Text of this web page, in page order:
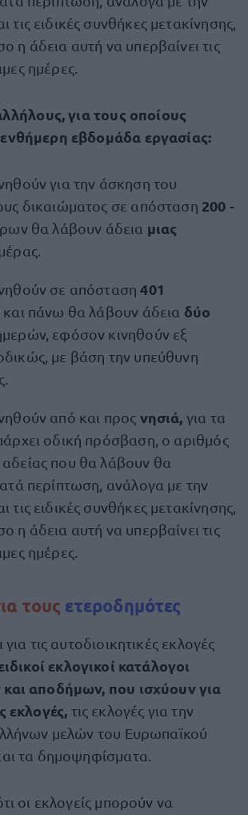
τις ειδικές συνθήκες μετακίνησης,
η άδεια αυτή να υπερβαίνει τις
ημέρες.
για τους οποίους
εβδομάδα εργασίας:
για την άσκηση του
δικαιώματος σε απόσταση 200 -
θα λάβουν άδεια μιας
σε απόσταση401
και πάνω θα λάβουν άδεια δύο
εφόσον κινηθούν εξ
με βάση την υπεύθυνη
από και προς νησιά, για τα
οδική πρόσβαση, ο αριθμός
που θα λάβουν θα
περίπτωση, ανάλογα με την
τις ειδικές συνθήκες μετακίνησης,
η άδεια αυτή να υπερβαίνει τις
ημέρες.
τους ετεροδημότες
τις αυτοδιοικητικές εκλογές
εκλογικοί κατάλογοι
αποδήμων, που ισχύουν για
εκλογές, τις εκλογές για την
μελών του Ευρωπαϊκού
τα δημοψηφίσματα.
οι εκλογείς μπορούν να